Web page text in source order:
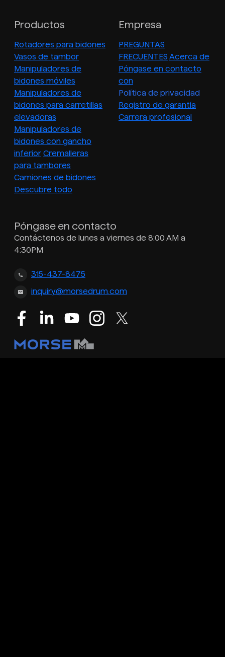
Productos
Rotadores para bidones
Vasos de tambor
Manipuladores de
bidones móviles
Manipuladores de
bidones para carretillas
elevadoras
Manipuladores de
bidones con gancho
inferior Cremalleras
para tambores
Camiones de bidones
Descubre todo
Empresa
PREGUNTAS
FRECUENTES Acerca de
Póngase en contacto
con
Política de privacidad
Registro de garantía
Carrera profesional
Póngase en contacto
Contáctenos de lunes a viernes de 8:00 AM a
4:30PM
315-437-8475
inquiry@morsedrum.com